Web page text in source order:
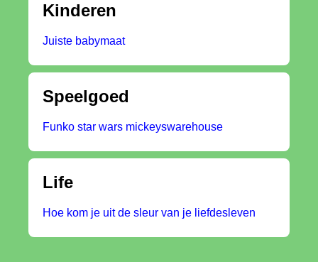
Kinderen
Juiste babymaat
Speelgoed
Funko star wars mickeyswarehouse
Life
Hoe kom je uit de sleur van je liefdesleven